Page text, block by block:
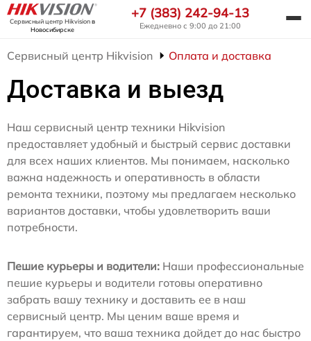
Сервисный центр Hikvisionв
Новосибирске
+7 (383) 242-94-13
Ежедневно с 9:00 до 21:00
Сервисный центр Hikvision Оплата и доставка
Доставка и выезд
Наш сервисный центр техники Hikvision
предоставляет удобный и быстрый сервис доставки
для всех наших клиентов. Мы понимаем, насколько
важна надежность и оперативность в области
ремонта техники, поэтому мы предлагаем несколько
вариантов доставки, чтобы удовлетворить ваши
потребности.
Пешие курьеры и водители: Наши профессиональные
пешие курьеры и водители готовы оперативно
забрать вашу технику и доставить ее в наш
сервисный центр. Мы ценим ваше время и
гарантируем, что ваша техника дойдет до нас быстро